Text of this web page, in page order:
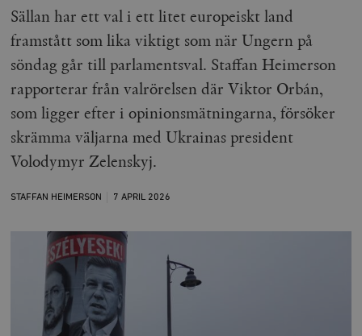
Sällan har ett val i ett litet europeiskt land
framstått som lika viktigt som när Ungern på
söndag går till parlamentsval. Staffan Heimerson
rapporterar från valrörelsen där Viktor Orbán,
som ligger efter i opinionsmätningarna, försöker
skrämma väljarna med Ukrainas president
Volodymyr Zelenskyj.
STAFFAN HEIMERSON 7 APRIL 2026